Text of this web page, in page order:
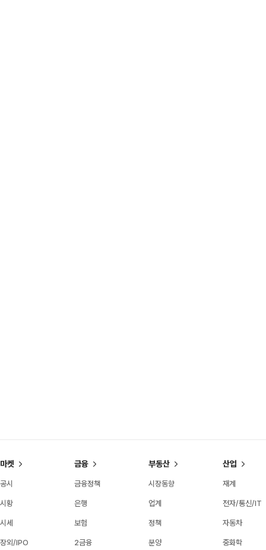
마켓
공시
시황
시세
장외/IPO
금융
금융정책
은행
보험
2금융
부동산
시장동향
업계
정책
분양
산업
재계
전자/통신/IT
자동차
중화학